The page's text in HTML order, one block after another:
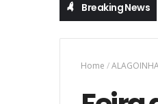
Breaking News
Home /